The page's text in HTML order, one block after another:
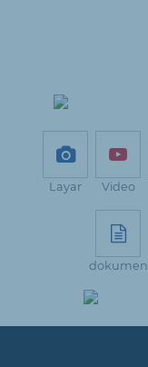
Layar Video
dokumen